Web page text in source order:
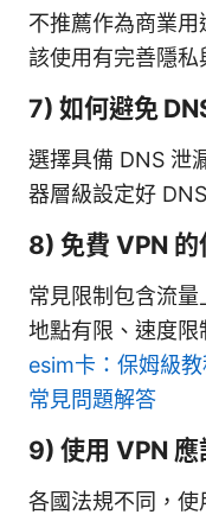
不推薦作為商業
該使用有完善隱私
7) 如何避免
選擇具備 DNS 泄
器層級設定好
8) 免費 VPN 的
常見限制包含流
地點有限、速度限
esim卡：保姆級
常見問題解答
9) 使用 VPN 應
各國法規不同，